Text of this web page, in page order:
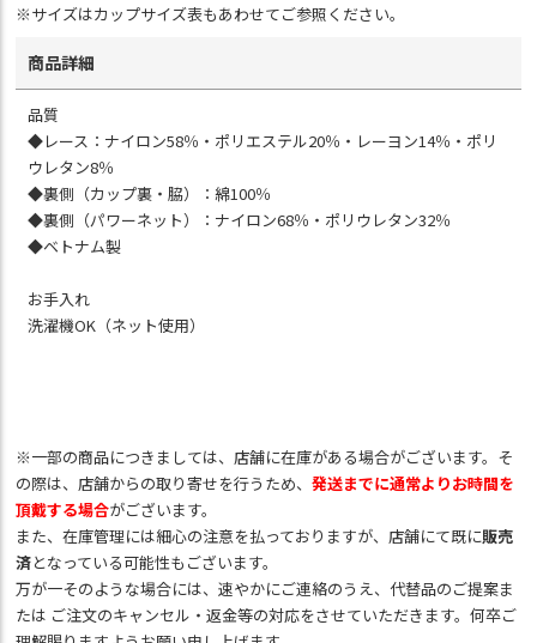
※サイズはカップサイズ表もあわせてご参照ください。
商品詳細
品質
◆レース：ナイロン58％・ポリエステル20％・レーヨン14％・ポリ
ウレタン8％
◆裏側（カップ裏・脇）：綿100％
◆裏側（パワーネット）：ナイロン68％・ポリウレタン32％
◆ベトナム製
お手入れ
洗濯機OK（ネット使用）
※一部の商品につきましては、店舗に在庫がある場合がございます。そ
の際は、店舗からの取り寄せを行うため、発送までに通常よりお時間を
頂戴する場合がございます。
また、在庫管理には細心の注意を払っておりますが、店舗にて既に販売
済となっている可能性もございます。
万が一そのような場合には、速やかにご連絡のうえ、代替品のご提案ま
たは ご注文のキャンセル・返金等の対応をさせていただきます。何卒ご